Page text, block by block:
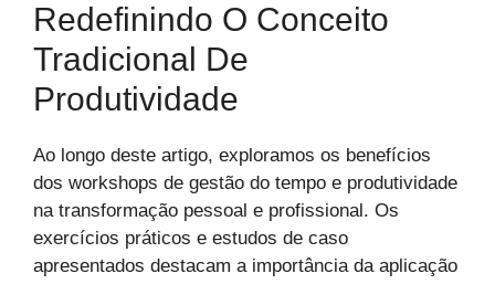
Redefinindo O Conceito
Tradicional De
Produtividade
Ao longo deste artigo, exploramos os benefícios
dos workshops de gestão do tempo e produtividade
na transformação pessoal e profissional. Os
exercícios práticos e estudos de caso
apresentados destacam a importância da aplicação